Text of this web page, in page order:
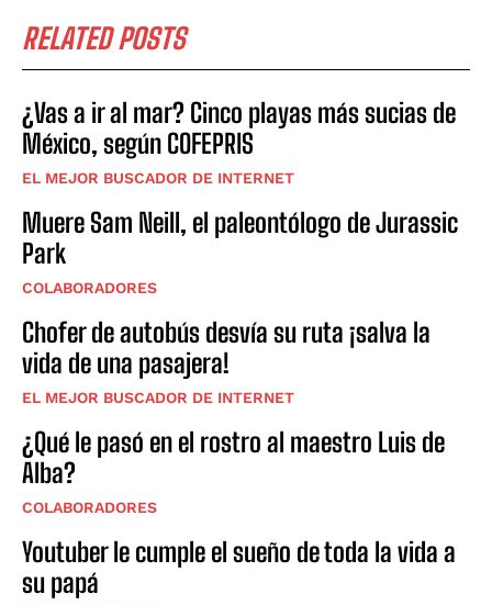
RELATED POSTS
¿Vas a ir al mar? Cinco playas más sucias de
México, según COFEPRIS
EL MEJOR BUSCADOR DE INTERNET
Muere Sam Neill, el paleontólogo de Jurassic
Park
COLABORADORES
Chofer de autobús desvía su ruta ¡salva la
vida de una pasajera!
EL MEJOR BUSCADOR DE INTERNET
¿Qué le pasó en el rostro al maestro Luis de
Alba?
COLABORADORES
Youtuber le cumple el sueño de toda la vida a
su papá